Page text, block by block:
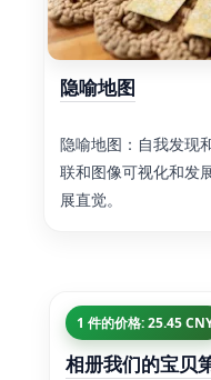
隐喻地图
隐喻地图：自我发现
联和图像可视化和发
展直觉。
1 件的价格: 25.45
相册我们的宝贝